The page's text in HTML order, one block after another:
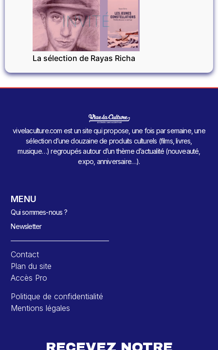
INVITÉ
La sélection de Rayas Richa
vivelaculture.com est un site qui propose, une fois par semaine, une
sélection d’une douzaine de produits culturels (films, livres,
musique…) regroupés autour d’un thème d’actualité (nouveauté,
expo, anniversaire…).
MENU
Qui sommes-nous ?
Newsletter
Contact
Plan du site
Accès Pro
Politique de confidentialité
Mentions légales